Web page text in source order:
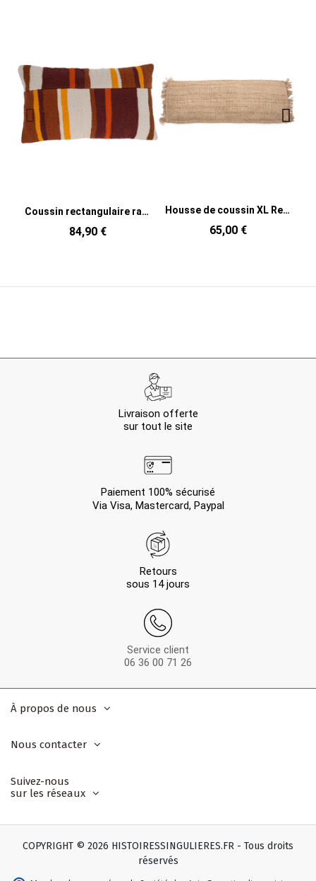
Coussin rectangulaire rayé terracotta 50x30 cm Jali
84,90 €
Housse de coussin XL Rectangulaire 100x35 en Coton Beige avec franges The Oh My Gee
65,00 €
Livraison offerte
sur tout le site
Paiement 100% sécurisé
Via Visa, Mastercard, Paypal
Retours
sous 14 jours
Service client
06 36 00 71 26
À propos de nous
Nous contacter
Suivez-nous
sur les réseaux
COPYRIGHT © 2026 HISTOIRESSINGULIERES.FR - Tous droits
réservés